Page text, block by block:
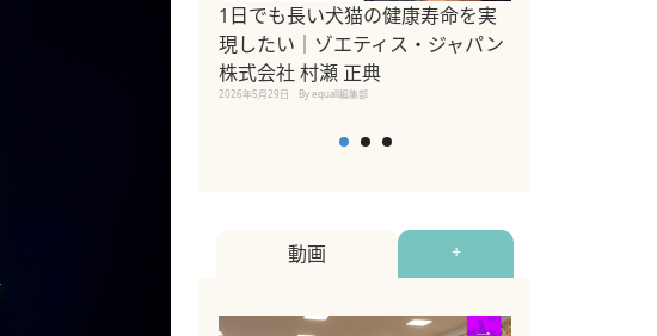
1日でも長い犬猫の健康寿命を実
現したい｜ゾエティス・ジャパン
株式会社 村瀬 正典
2026年5月29日 By equall編集部
動画 +